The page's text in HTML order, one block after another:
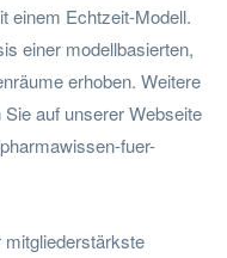
einem Echtzeit-Modell.
einer modellbasierten,
erhoben. Weitere
auf unserer Webseite
fuer-